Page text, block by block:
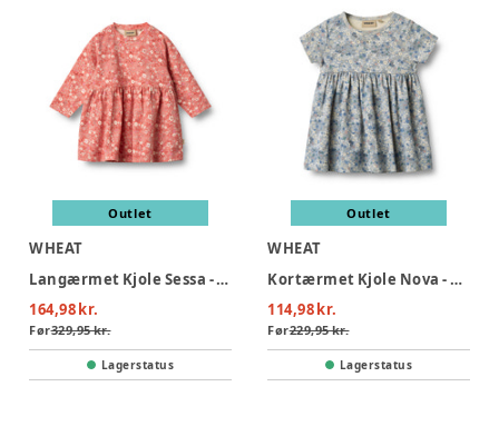
Outlet
WHEAT
Langærmet Kjole Sessa - 9422
164,98 kr.
Før329,95 kr.
Lagerstatus
Outlet
WHEAT
Kortærmet Kjole Nova - 9418
114,98 kr.
Før229,95 kr.
Lagerstatus